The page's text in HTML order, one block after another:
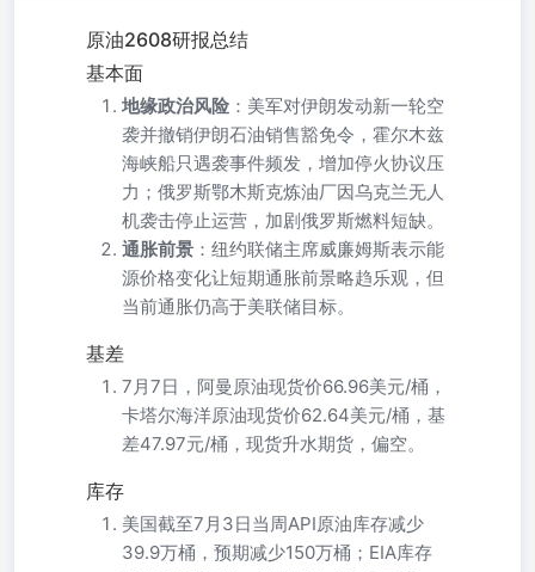
原油2608研报总结
基本面
地缘政治风险 ：美军对伊朗发动新一轮空
袭并撤销伊朗石油销售豁免令，霍尔木兹
海峡船只遇袭事件频发，增加停火协议压
力；俄罗斯鄂木斯克炼油厂因乌克兰无人
机袭击停止运营，加剧俄罗斯燃料短缺。
通胀前景 ：纽约联储主席威廉姆斯表示能
源价格变化让短期通胀前景略趋乐观，但
当前通胀仍高于美联储目标。
基差
7月7日，阿曼原油现货价66.96美元/桶，
卡塔尔海洋原油现货价62.64美元/桶，基
差47.97元/桶，现货升水期货，偏空。
库存
美国截至7月3日当周API原油库存减少
39.9万桶，预期减少150万桶；EIA库存